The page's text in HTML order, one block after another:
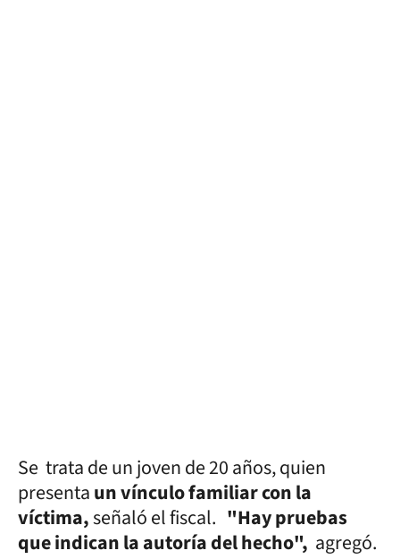
Se trata de un joven de 20 años, quien
presentaun vínculo familiar con la
víctima,señaló el fiscal. "Hay pruebas
que indican la autoría del hecho", agregó.